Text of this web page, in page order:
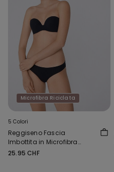
Microfibra Riciclata
5 Colori
Reggiseno Fascia
Imbottita in Microfibra
Riciclata New York
25.95 CHF